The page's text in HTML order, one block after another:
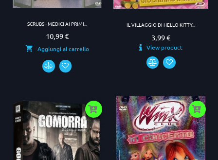
SCRUBS - MEDICI AI PRIMI...
Prezzo
10,99 €
Aggiungi al carrello
IL VILLAGGIO DI HELLO KITTY...
Prezzo
3,99 €
View product